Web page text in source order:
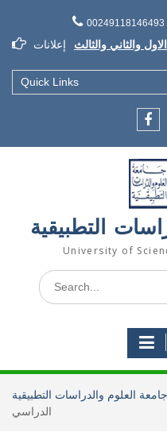
content
00249118146493
إعلانات
والثاني والثالث
Quick Links
التطبيقية
University of
Search
for:
جامعة العلوم والدراسات التطبيقية
الدراسي